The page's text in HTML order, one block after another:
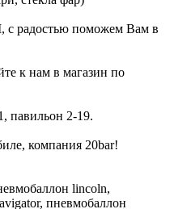
поможем Вам в
к нам в магазин по
павильон 2-19.
компания 20bar!
lincoln,
пневмобаллон